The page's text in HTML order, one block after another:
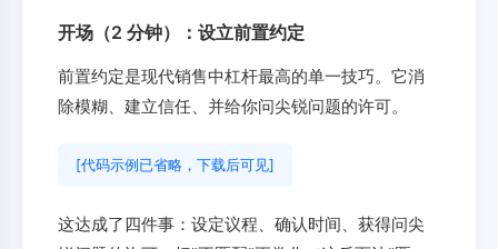
开场（2 分钟）：设立前置约定
前置约定是现代销售中杠杆最高的单一技巧。它消
除模糊、建立信任、并给你问尖锐问题的许可。
[代码示例已省略，下载后可见]
这达成了四件事：设定议程、确认时间、获得问尖